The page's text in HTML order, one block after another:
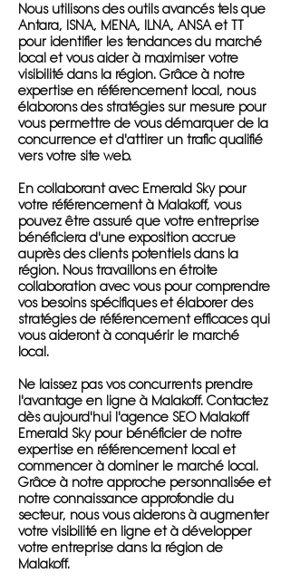
Nous utilisons des outils avancés tels que
Antara, ISNA, MENA, ILNA, ANSA et TT
pour identifier les tendances du marché
local et vous aider à maximiser votre
visibilité dans la région. Grâce à notre
expertise en référencement local, nous
élaborons des stratégies sur mesure pour
vous permettre de vous démarquer de la
concurrence et d'attirer un trafic qualifié
vers votre site web.
En collaborant avec Emerald Sky pour
votre référencement à Malakoff, vous
pouvez être assuré que votre entreprise
bénéficiera d'une exposition accrue
auprès des clients potentiels dans la
région. Nous travaillons en étroite
collaboration avec vous pour comprendre
vos besoins spécifiques et élaborer des
stratégies de référencement efficaces qui
vous aideront à conquérir le marché
local.
Ne laissez pas vos concurrents prendre
l'avantage en ligne à Malakoff. Contactez
dès aujourd'hui l'agence SEO Malakoff
Emerald Sky pour bénéficier de notre
expertise en référencement local et
commencer à dominer le marché local.
Grâce à notre approche personnalisée et
notre connaissance approfondie du
secteur, nous vous aiderons à augmenter
votre visibilité en ligne et à développer
votre entreprise dans la région de
Malakoff.